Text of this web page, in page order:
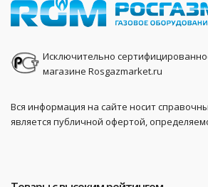
Исключительно
магазине Rosgazmarket.ru
Вся информация на сайте носит
является публичной офертой,